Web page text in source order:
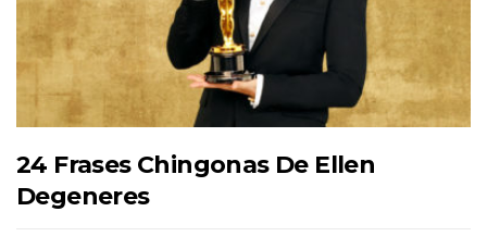
24 Frases Chingonas De Ellen
Degeneres